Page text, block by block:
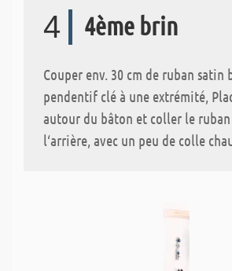
4 4ème brin
Couper env. 30 cm de ruban satin
pendentif clé à une extrémité,
autour du bâton et coller le ruban
l‘arrière, avec un peu de colle